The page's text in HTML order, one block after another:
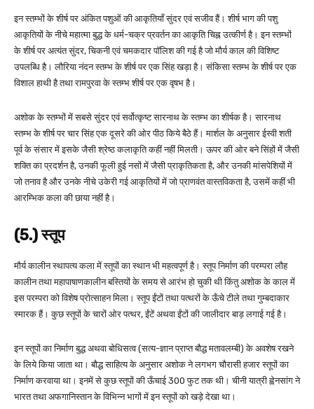
इन स्तम्भों के शीर्ष पर अंकित पशुओं की आकृतियाँ सुंदर एवं सजीव हैं। शीर्ष भाग की पशु
आकृतियों के नीचे महात्मा बुद्ध के धर्म-चक्र प्रवर्तन का आकृति चिह्न उत्कीर्ण है। इन स्तम्भों
के शीर्ष पर अत्यंत सुंदर, चिकनी एवं चमकदार पॉलिश की गई है जो मौर्य काल की विशिष्ट
उपलब्धि है। लौरिया नंदन स्तम्भ के शीर्ष पर एक सिंह खड़ा है। संकिसा स्तम्भ के शीर्ष पर एक
विशाल हाथी है तथा रामपुरवा के स्तम्भ शीर्ष पर एक वृषभ है।
अशोक के स्तम्भों में सबसे सुंदर एवं सर्वोत्कृष्ट सारनाथ के स्तम्भ का शीर्षक है। सारनाथ
स्तम्भ के शीर्ष पर चार सिंह एक दूसरे की ओर पीठ किये बैठे हैं। मार्शल के अनुसार ईस्वी शती
पूर्व के संसार में इसके जैसी श्रेष्ठ कलाकृति कहीं नहीं मिलती। ऊपर की ओर बने सिंहों में जैसी
शक्ति का प्रदर्शन है, उनकी फूली हुई नसों में जैसी प्राकृतिकता है, और उनकी मांसपेशियों में
जो तनाव है और उनके नीचे उकेरी गई आकृतियों में जो प्राणवंत वास्तविकता है, उसमें कहीं भी
आरम्भिक कला की छाया नहीं है।
(5.) स्तूप
मौर्य कालीन स्थापत्य कला में स्तूपों का स्थान भी महत्वपूर्ण है। स्तूप निर्माण की परम्परा लौह
कालीन तथा महापाषाणकालीन बस्तियों के समय से आरंभ हो चुकी थी किंतु अशोक के काल में
इस परम्परा को विशेष प्रोत्साहन मिला। स्तूप ईंटों तथा पत्थरों के ऊँचे टीले तथा गुम्बदाकार
स्मारक हैं। कुछ स्तूपों के चारों ओर पत्थर, ईंटें अथवा ईंटों की जालीदार बाड़ लगाई गई है।
इन स्तूपों का निर्माण बुद्ध अथवा बोधिसत्व (सत्य-ज्ञान प्राप्त बौद्ध मतावलम्बी) के अवशेष रखने
के लिये किया जाता था। बौद्ध साहित्य के अनुसार अशोक ने लगभग चौरासी हजार स्तूपों का
निर्माण करवाया था। इनमें से कुछ स्तूपों की ऊँचाई 300 फुट तक थी। चीनी यात्री ह्वेनसांग ने
भारत तथा अफगानिस्तान के विभिन्न भागों में इन स्तूपों को खड़े देखा था।